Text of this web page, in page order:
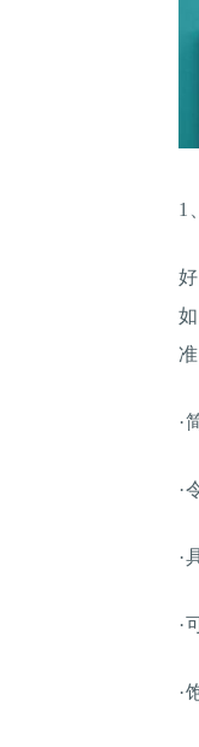
1
准
·
·
·
·
·